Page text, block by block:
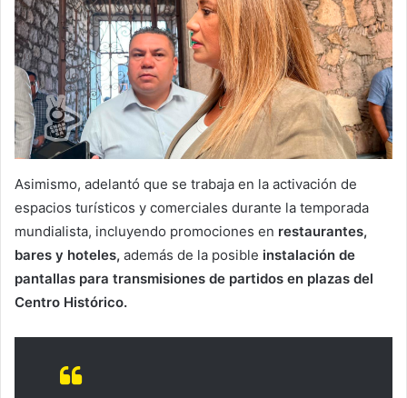
Asimismo, adelantó que se trabaja en la activación de
espacios turísticos y comerciales durante la temporada
mundialista, incluyendo promociones en restaurantes,
bares y hoteles, además de la posible instalación de
pantallas para transmisiones de partidos en plazas del
Centro Histórico.